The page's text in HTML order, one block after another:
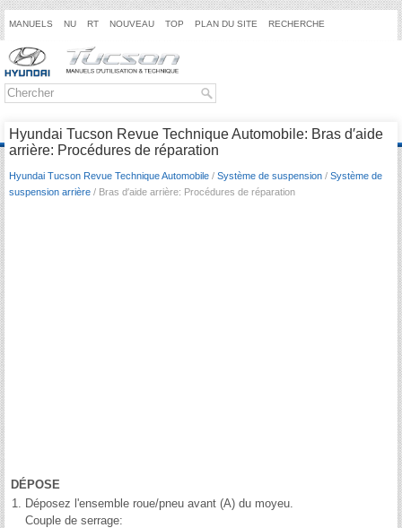
MANUELS NU RT NOUVEAU TOP PLAN DU SITE RECHERCHE
Hyundai Tucson Revue Technique Automobile: Bras d′aide
arrière: Procédures de réparation
Hyundai Tucson Revue Technique Automobile / Système de suspension / Système de
suspension arrière / Bras d′aide arrière: Procédures de réparation
DÉPOSE
1.
Déposez l'ensemble roue/pneu avant (A) du moyeu.
Couple de serrage: